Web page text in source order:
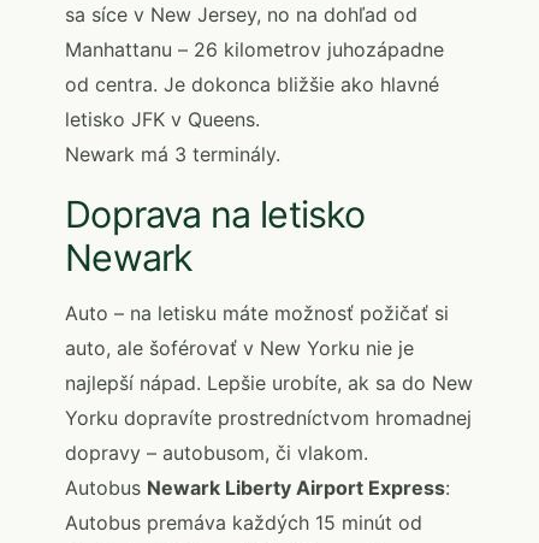
sa síce v New Jersey, no na dohľad od
Manhattanu – 26 kilometrov juhozápadne
od centra. Je dokonca bližšie ako hlavné
letisko JFK v Queens.
Newark má 3 terminály.
Doprava na letisko
Newark
Auto – na letisku máte možnosť požičať si
auto, ale šoférovať v New Yorku nie je
najlepší nápad. Lepšie urobíte, ak sa do New
Yorku dopravíte prostredníctvom hromadnej
dopravy – autobusom, či vlakom.
Autobus Newark Liberty Airport Express:
Autobus premáva každých 15 minút od